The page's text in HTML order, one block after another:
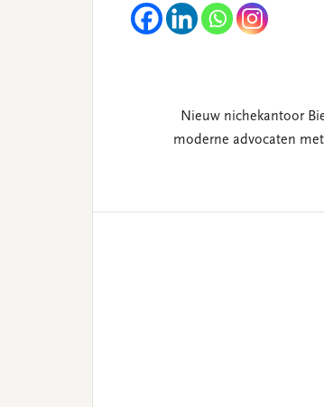
Nieuw nichekantoor
moderne advocaten